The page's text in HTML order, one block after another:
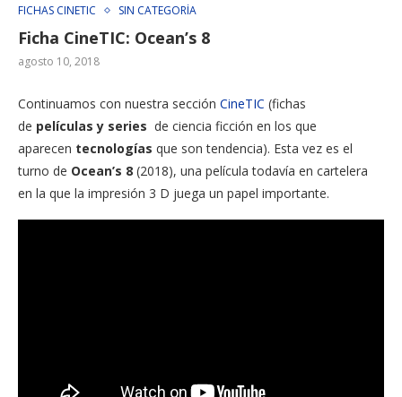
FICHAS CINETIC SIN CATEGORÍA
Ficha CineTIC: Ocean’s 8
agosto 10, 2018
Continuamos con nuestra sección CineTIC (fichas
de películas y series de ciencia ficción en los que
aparecen tecnologías que son tendencia). Esta vez es el
turno de Ocean’s 8 (2018), una película todavía en cartelera
en la que la impresión 3 D juega un papel importante.